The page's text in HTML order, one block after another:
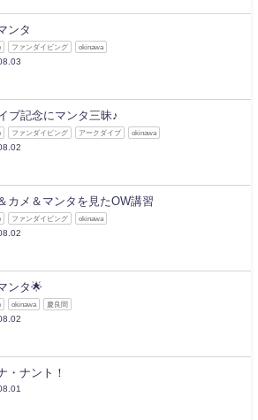
ンタ
ファンダイビング okinawa
ブ記念にマンタ三昧♪
ファンダイビング アークダイブ okinawa
カメ＆マンタを見たOW講習
ファンダイビング okinawa
ンタ🌟
okinawa 慶良間
・ナント！